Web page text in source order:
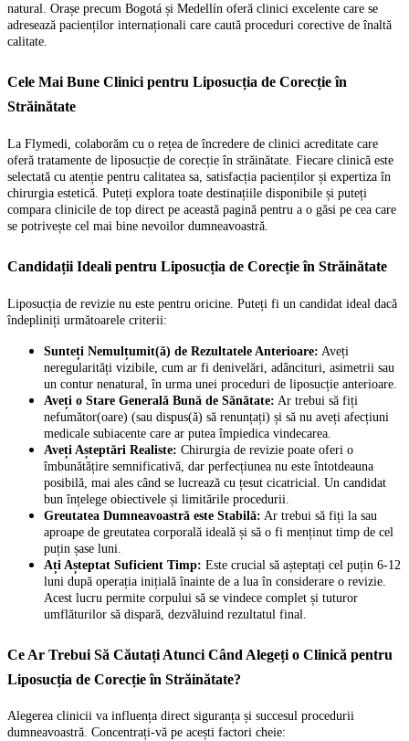
natural. Orașe precum Bogotá și Medellín oferă clinici excelente care se
adresează pacienților internaționali care caută proceduri corective de înaltă
calitate.
Cele Mai Bune Clinici pentru Liposucția de Corecție în
Străinătate
La Flymedi, colaborăm cu o rețea de încredere de clinici acreditate care
oferă tratamente de liposucție de corecție în străinătate. Fiecare clinică este
selectată cu atenție pentru calitatea sa, satisfacția pacienților și expertiza în
chirurgia estetică. Puteți explora toate destinațiile disponibile și puteți
compara clinicile de top direct pe această pagină pentru a o găsi pe cea care
se potrivește cel mai bine nevoilor dumneavoastră.
Candidații Ideali pentru Liposucția de Corecție în Străinătate
Liposucția de revizie nu este pentru oricine. Puteți fi un candidat ideal dacă
îndepliniți următoarele criterii:
Sunteți Nemulțumit(ă) de Rezultatele Anterioare: Aveți
neregularități vizibile, cum ar fi denivelări, adâncituri, asimetrii sau
un contur nenatural, în urma unei proceduri de liposucție anterioare.
Aveți o Stare Generală Bună de Sănătate: Ar trebui să fiți
nefumător(oare) (sau dispus(ă) să renunțați) și să nu aveți afecțiuni
medicale subiacente care ar putea împiedica vindecarea.
Aveți Așteptări Realiste: Chirurgia de revizie poate oferi o
îmbunătățire semnificativă, dar perfecțiunea nu este întotdeauna
posibilă, mai ales când se lucrează cu țesut cicatricial. Un candidat
bun înțelege obiectivele și limitările procedurii.
Greutatea Dumneavoastră este Stabilă: Ar trebui să fiți la sau
aproape de greutatea corporală ideală și să o fi menținut timp de cel
puțin șase luni.
Ați Așteptat Suficient Timp: Este crucial să așteptați cel puțin 6-12
luni după operația inițială înainte de a lua în considerare o revizie.
Acest lucru permite corpului să se vindece complet și tuturor
umflăturilor să dispară, dezvăluind rezultatul final.
Ce Ar Trebui Să Căutați Atunci Când Alegeți o Clinică pentru
Liposucția de Corecție în Străinătate?
Alegerea clinicii va influența direct siguranța și succesul procedurii
dumneavoastră. Concentrați-vă pe acești factori cheie: